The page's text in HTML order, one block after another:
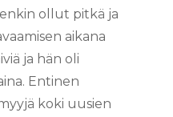
ollut pitkä ja
aikana
ja hän oli
Entinen
koki uusien